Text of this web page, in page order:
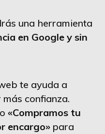
una herramienta
en Google y sin
te ayuda a
confianza.
«Compramos tu
encargo» para